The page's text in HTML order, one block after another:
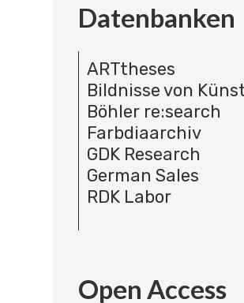
Datenbanken
ARTtheses
Bildnisse von
Böhler re:search
Farbdiaarchiv
GDK Research
German Sales
RDK Labor
Open Access